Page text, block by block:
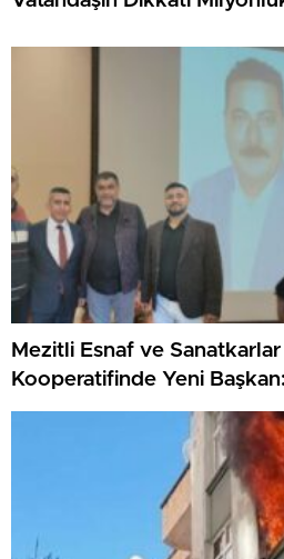
Mezitli Esnaf ve
Kooperatifinde Yeni